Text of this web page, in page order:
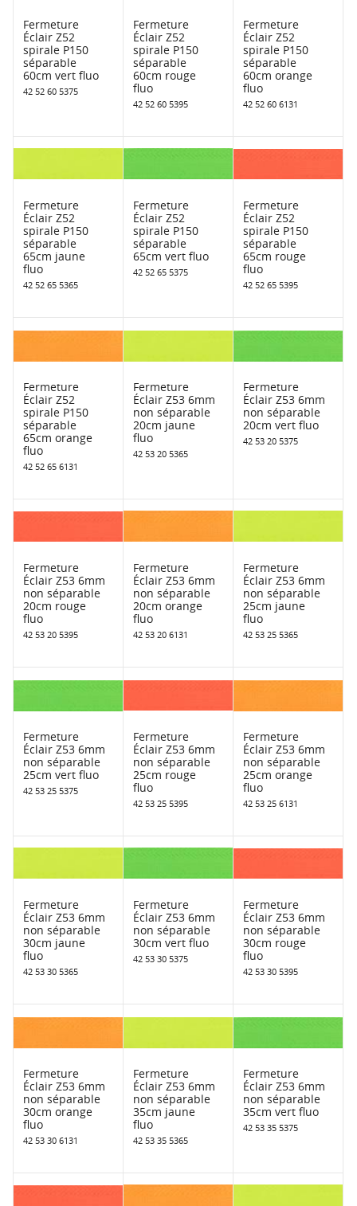
Fermeture
Éclair Z52
spirale P150
séparable
60cm vert fluo
42 52 60 5375
Fermeture
Éclair Z52
spirale P150
séparable
60cm rouge
fluo
42 52 60 5395
Fermeture
Éclair Z52
spirale P150
séparable
60cm orange
fluo
42 52 60 6131
Fermeture
Éclair Z52
spirale P150
séparable
65cm jaune
fluo
42 52 65 5365
Fermeture
Éclair Z52
spirale P150
séparable
65cm vert fluo
42 52 65 5375
Fermeture
Éclair Z52
spirale P150
séparable
65cm rouge
fluo
42 52 65 5395
Fermeture
Éclair Z52
spirale P150
séparable
65cm orange
fluo
42 52 65 6131
Fermeture
Éclair Z53 6mm
non séparable
20cm jaune
fluo
42 53 20 5365
Fermeture
Éclair Z53 6mm
non séparable
20cm vert fluo
42 53 20 5375
Fermeture
Éclair Z53 6mm
non séparable
20cm rouge
fluo
42 53 20 5395
Fermeture
Éclair Z53 6mm
non séparable
20cm orange
fluo
42 53 20 6131
Fermeture
Éclair Z53 6mm
non séparable
25cm jaune
fluo
42 53 25 5365
Fermeture
Éclair Z53 6mm
non séparable
25cm vert fluo
42 53 25 5375
Fermeture
Éclair Z53 6mm
non séparable
25cm rouge
fluo
42 53 25 5395
Fermeture
Éclair Z53 6mm
non séparable
25cm orange
fluo
42 53 25 6131
Fermeture
Éclair Z53 6mm
non séparable
30cm jaune
fluo
42 53 30 5365
Fermeture
Éclair Z53 6mm
non séparable
30cm vert fluo
42 53 30 5375
Fermeture
Éclair Z53 6mm
non séparable
30cm rouge
fluo
42 53 30 5395
Fermeture
Éclair Z53 6mm
non séparable
30cm orange
fluo
42 53 30 6131
Fermeture
Éclair Z53 6mm
non séparable
35cm jaune
fluo
42 53 35 5365
Fermeture
Éclair Z53 6mm
non séparable
35cm vert fluo
42 53 35 5375